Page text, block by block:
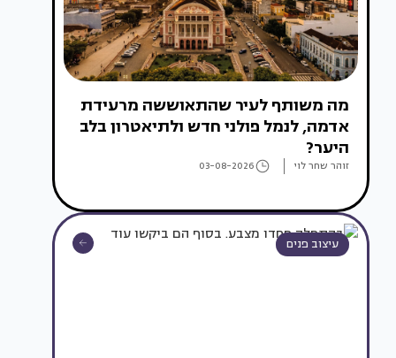
מה משותף לעיר שהתאוששה מרעידת
אדמה, לנמל פולני חדש ולתיאטרון בלב
היער?
זוהר שחר לוי 03-08-2026
עיצוב פנים